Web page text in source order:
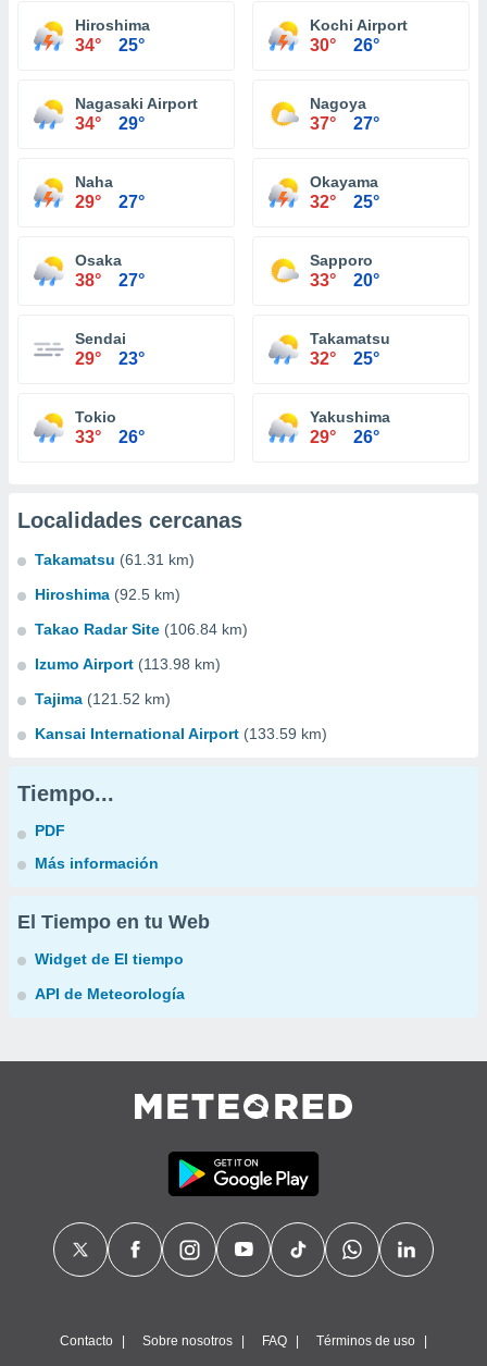
Hiroshima
34° 25°
Kochi Airport
30° 26°
Nagasaki Airport
34° 29°
Nagoya
37° 27°
Naha
29° 27°
Okayama
32° 25°
Osaka
38° 27°
Sapporo
33° 20°
Sendai
29° 23°
Takamatsu
32° 25°
Tokio
33° 26°
Yakushima
29° 26°
Localidades cercanas
Takamatsu (61.31 km)
Hiroshima (92.5 km)
Takao Radar Site (106.84 km)
Izumo Airport (113.98 km)
Tajima (121.52 km)
Kansai International Airport (133.59 km)
Tiempo...
PDF
Más información
El Tiempo en tu Web
Widget de El tiempo
API de Meteorología
Contacto Sobre nosotros FAQ Términos de uso